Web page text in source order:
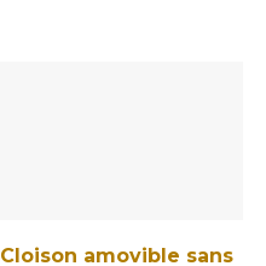
Cloison amovible sans